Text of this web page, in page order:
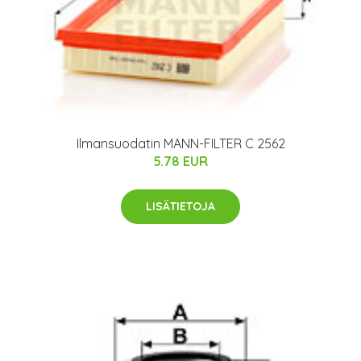
Ilmansuodatin MANN-FILTER C 2562
5.78 EUR
LISÄTIETOJA